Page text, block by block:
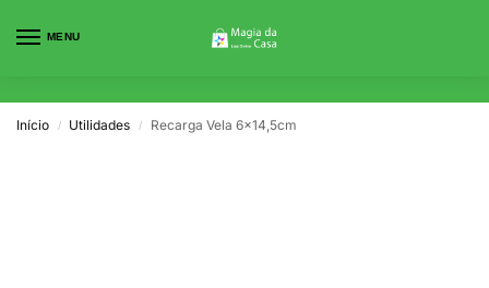
MENU
Início / Utilidades / Recarga Vela 6×14,5cm